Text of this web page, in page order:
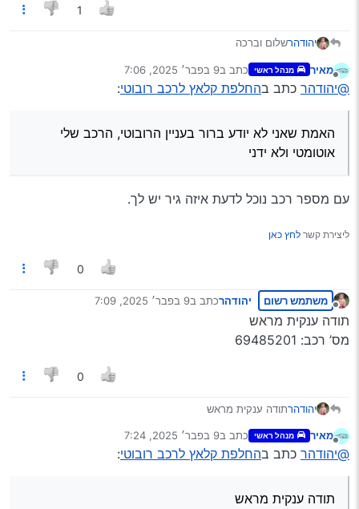
1
יהודהרשלום וברכה
ולא ידני
הוא לא כמו הקיה פיקנטו שזה ממש גיר רובוטי אלא יש לי גיר
התקשרתי לאיזה בעל מוסך בקשר לעניין אחר והוא אמר לי
שמבחינות מסוימות זה נקרא רובוטי
מנותק
מאיר מנהל ראשי כתב ב9 בפבר׳ 2025, 7:06
נערך לאחרונה על ידי
@יהודהר כתב בהחלפת קלאץ לרכב רובוטי:
האמת שאני לא יודע ברור בעניין הרובוטי, הרכב שלי
אוטומטי ולא ידני
עם מספר רכב נוכל לדעת איזה גיר יש לך.
ליצירת קשר לחץ כאן
0
מנותק
משתמש רשום יהודהרכתב ב9 בפבר׳ 2025, 7:09
נערך לאחרונה על ידי
תודה ענקית מראש
מס’ רכב: 69485201
0
יהודהרתודה ענקית מראש
מאיר מנהל ראשי כתב ב9 בפבר׳ 2025, 7:24
נערך לאחרונה על ידי
@יהודהר כתב בהחלפת קלאץ לרכב רובוטי:
תודה ענקית מראש